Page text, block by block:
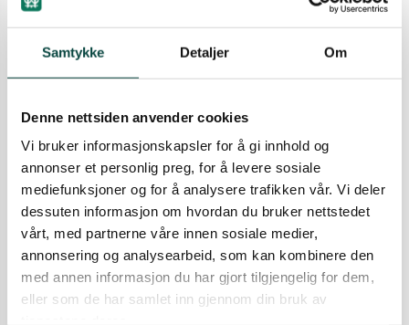
Samtykke Detaljer Om
Denne nettsiden anvender cookies
Vi bruker informasjonskapsler for å gi innhold og
annonser et personlig preg, for å levere sosiale
mediefunksjoner og for å analysere trafikken vår. Vi deler
dessuten informasjon om hvordan du bruker nettstedet
vårt, med partnerne våre innen sosiale medier,
annonsering og analysearbeid, som kan kombinere den
med annen informasjon du har gjort tilgjengelig for dem,
eller som de har samlet inn gjennom din bruk av
og vi vil gjerne ha deg med på laget!
Biologisk mangfold
Naturmangfold
Oslofjorden
Mongolspringfrø og
kjempespringfrø – identifisering
og bekjempelse
Springfrøene vokser raskt og danner vakre
blomster, og mange syns det er moro å se
hvordan kapselfruktene kan skyte frøene flere
meter av sted. Men hvorfor er noen av artene
uønsket i norsk natur? Og hvordan blir vi kvitt
dem? Lær alt du trenger å vite om